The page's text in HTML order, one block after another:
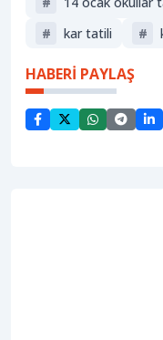
#
kar tatili #
HABERİ PAYLAŞ